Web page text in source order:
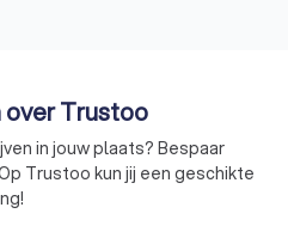
zijn
Trustoo
in jouw plaats? Bespaar
Trustoo kun jij een geschikte